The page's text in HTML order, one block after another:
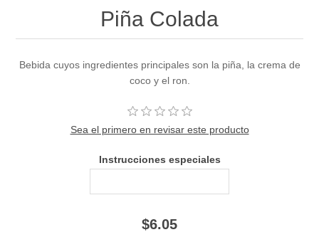
Piña Colada
Bebida cuyos ingredientes principales son la piña, la crema de
coco y el ron.
Sea el primero en revisar este producto
Instrucciones especiales
$6.05